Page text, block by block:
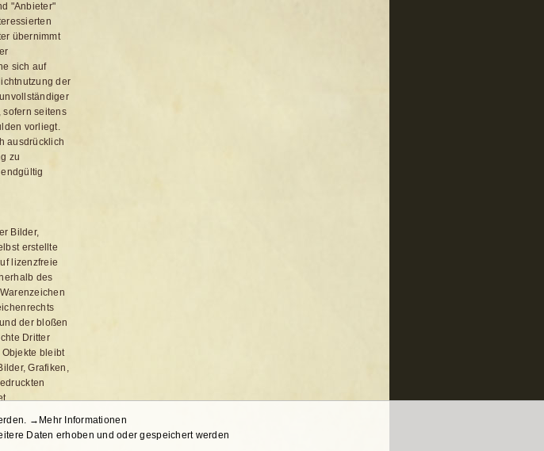
"Anbieter"
übernimmt
sich auf
der
sofern seitens
vorliegt.
ausdrücklich
zu
Bilder,
erstellte
lizenzfreie
des
der bloßen
Dritter
bleibt
Grafiken,
→Mehr Informationen
Daten erhoben und oder gespeichert werden